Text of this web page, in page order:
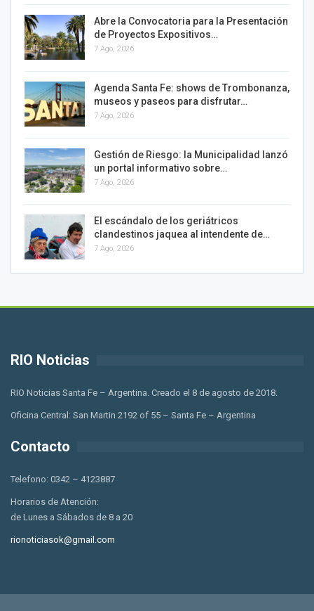
Abre la Convocatoria para la Presentación
de Proyectos Expositivos…
7 Ago, 2026
Agenda Santa Fe: shows de Trombonanza,
museos y paseos para disfrutar…
7 Ago, 2026
Gestión de Riesgo: la Municipalidad lanzó
un portal informativo sobre…
7 Ago, 2026
El escándalo de los geriátricos
clandestinos jaquea al intendente de…
7 Ago, 2026
RIO Noticias
RIO Noticias Santa Fe – Argentina. Creado el 8 de agosto de 2018.
Oficina Central: San Martin 2192 of 55 – Santa Fe – Argentina
Contacto
Telefono: 0342 – 4123887
Horarios de Atención:
de Lunes a Sábados de 8 a 20
rionoticiasok@gmail.com